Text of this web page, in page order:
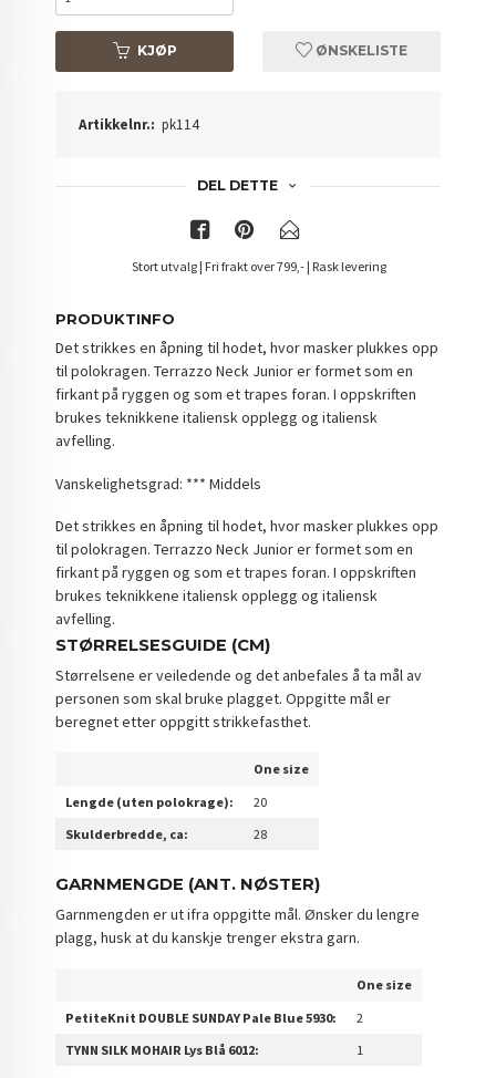
KJØP ØNSKELISTE
Artikkelnr.: pk114
DEL DETTE
Stort utvalg | Fri frakt over 799,- | Rask levering
PRODUKTINFO
Det strikkes en åpning til hodet, hvor masker plukkes opp
til polokragen. Terrazzo Neck Junior er formet som en
firkant på ryggen og som et trapes foran. I oppskriften
brukes teknikkene italiensk opplegg og italiensk
avfelling.
Vanskelighetsgrad: *** Middels
DETALJER
Det strikkes en åpning til hodet, hvor masker plukkes opp
til polokragen. Terrazzo Neck Junior er formet som en
firkant på ryggen og som et trapes foran. I oppskriften
brukes teknikkene italiensk opplegg og italiensk
avfelling.
STØRRELSESGUIDE (CM)
Størrelsene er veiledende og det anbefales å ta mål av
personen som skal bruke plagget. Oppgitte mål er
beregnet etter oppgitt strikkefasthet.
One size
Lengde (uten polokrage):
20
Skulderbredde, ca:
28
GARNMENGDE (ANT. NØSTER)
Garnmengden er ut ifra oppgitte mål. Ønsker du lengre
plagg, husk at du kanskje trenger ekstra garn.
One size
PetiteKnit DOUBLE SUNDAY Pale Blue 5930:
2
TYNN SILK MOHAIR Lys Blå 6012:
1